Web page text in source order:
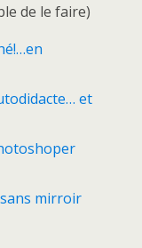
de le faire)
et
mirroir